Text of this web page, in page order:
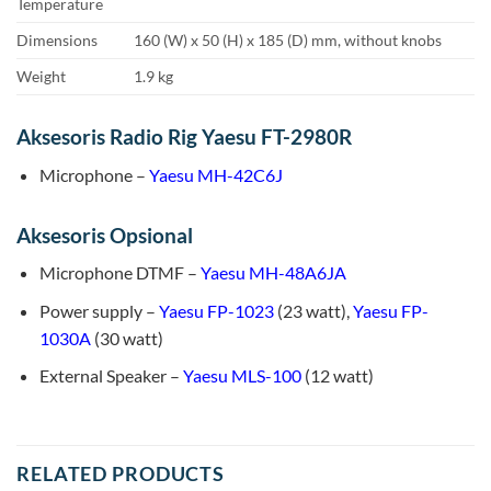
Temperature
Dimensions
160 (W) x 50 (H) x 185 (D) mm, without knobs
Weight
1.9 kg
Aksesoris Radio Rig Yaesu FT-2980R
Microphone – Yaesu MH-42C6J
Aksesoris Opsional
Microphone DTMF – Yaesu MH-48A6JA
Power supply – Yaesu FP-1023(23 watt), Yaesu FP-
1030A (30 watt)
External Speaker – Yaesu MLS-100(12 watt)
RELATED PRODUCTS